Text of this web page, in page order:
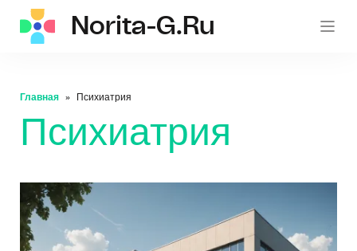
Norita-G.ru
Главная Психиатрия
Психиатрия